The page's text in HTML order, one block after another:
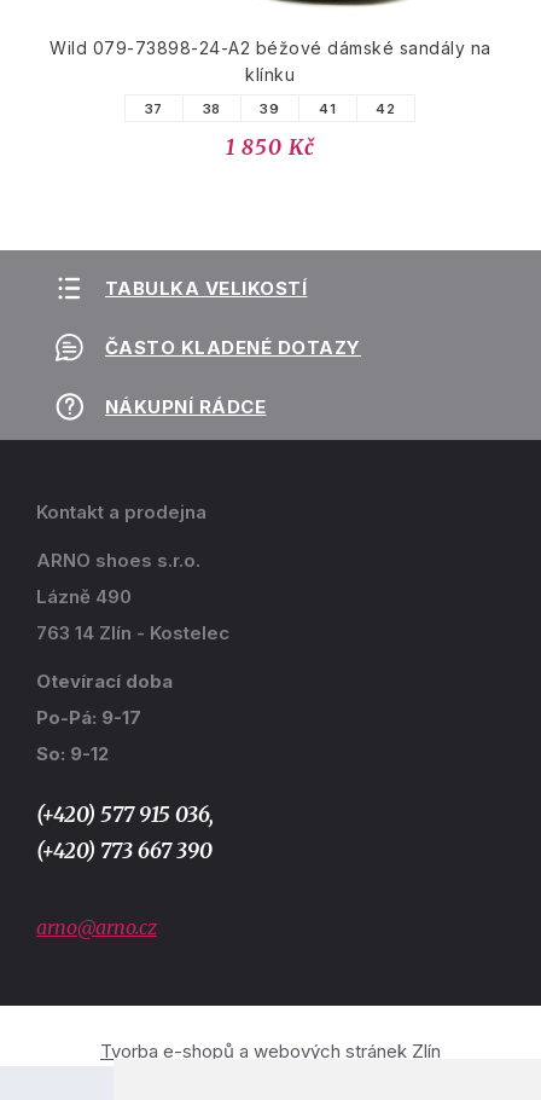
Wild 079-73898-24-A2 béžové dámské sandály na
klínku
37 38 39 41 42
1 850 Kč
TABULKA VELIKOSTÍ
ČASTO KLADENÉ DOTAZY
NÁKUPNÍ RÁDCE
Kontakt a prodejna
ARNO shoes s.r.o.
Lázně 490
763 14 Zlín - Kostelec
Otevírací doba
Po-Pá: 9-17
So: 9-12
(+420) 577 915 036,
(+420) 773 667 390
arno@arno.cz
Tvorba e-shopů a webových stránek Zlín